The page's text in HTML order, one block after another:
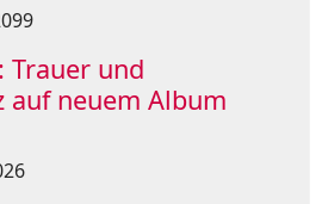
Trauer und
auf neuem Album